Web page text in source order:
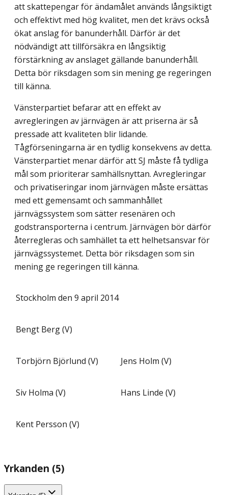
att skattepengar för ändamålet används långsiktigt
och effektivt med hög kvalitet, men det krävs också
ökat anslag för banunderhåll. Därför är det
nödvändigt att tillförsäkra en långsiktig
förstärkning av anslaget gällande banunderhåll.
Detta bör riksdagen som sin mening ge regeringen
till känna.
Vänsterpartiet befarar att en effekt av
avregleringen av järnvägen är att priserna är så
pressade att kvaliteten blir lidande.
Tågförseningarna är en tydlig konsekvens av detta.
Vänsterpartiet menar därför att SJ måste få tydliga
mål som prioriterar samhällsnyttan. Avregleringar
och privatiseringar inom järnvägen måste ersättas
med ett gemensamt och sammanhållet
järnvägssystem som sätter resenären och
godstransporterna i centrum. Järnvägen bör därför
återregleras och samhället ta ett helhetsansvar för
järnvägssystemet. Detta bör riksdagen som sin
mening ge regeringen till känna.
Stockholm den 9 april 2014
Bengt Berg (V)
Torbjörn Björlund (V) Jens Holm (V)
Siv Holma (V) Hans Linde (V)
Kent Persson (V)
Yrkanden (5)